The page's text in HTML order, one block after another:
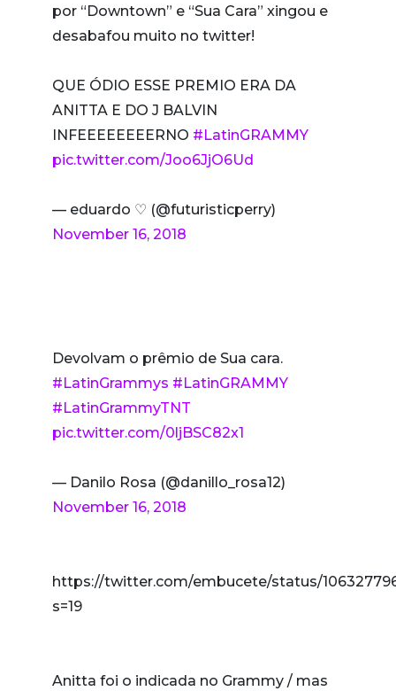
por “Downtown” e “Sua Cara” xingou e
desabafou muito no twitter!
QUE ÓDIO ESSE PREMIO ERA DA
ANITTA E DO J BALVIN
INFEEEEEEEERNO #LatinGRAMMY
pic.twitter.com/Joo6JjO6Ud
— eduardo ♡ (@futuristicperry)
November 16, 2018
Devolvam o prêmio de Sua cara.
#LatinGrammys #LatinGRAMMY
#LatinGrammyTNT
pic.twitter.com/0ljBSC82x1
— Danilo Rosa (@danillo_rosa12)
November 16, 2018
https://twitter.com/embucete/status/
s=19
Anitta foi o indicada no Grammy / mas